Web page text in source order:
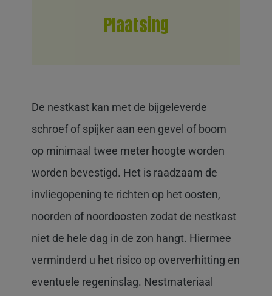
Plaatsing
De nestkast kan met de bijgeleverde
schroef of spijker aan een gevel of boom
op minimaal twee meter hoogte worden
worden bevestigd. Het is raadzaam de
invliegopening te richten op het oosten,
noorden of noordoosten zodat de nestkast
niet de hele dag in de zon hangt. Hiermee
verminderd u het risico op oververhitting en
eventuele regeninslag. Nestmateriaal